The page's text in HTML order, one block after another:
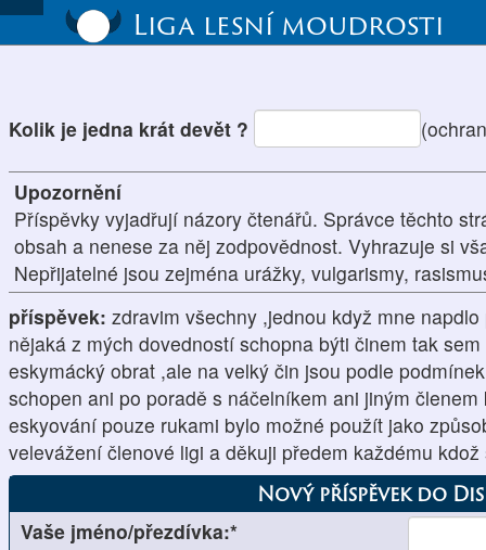
Liga lesní moudrosti
Kolik je jedna krát devět ?
Upozornění
Příspěvky vyjadřují názory čtenářů. Správce těchto
obsah a nenese za něj zodpovědnost. Vyhrazuje si
Nepřijatelné jsou zejména urážky, vulgarismy,
příspěvek: zdravim všechny ,jednou když mne
nějaká z mých dovedností schopna býti činem tak
eskymácký obrat ,ale na velký čin jsou podle
schopen ani po poradě s náčelníkem ani jiným
eskyování pouze rukami bylo možné použít jako
velevážení členové ligi a děkuji předem každému
Nový příspěvek do
Vaše jméno/přezdívka:*